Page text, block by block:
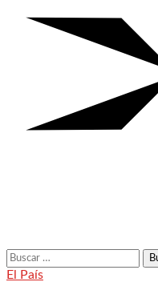
Buscar:
El País